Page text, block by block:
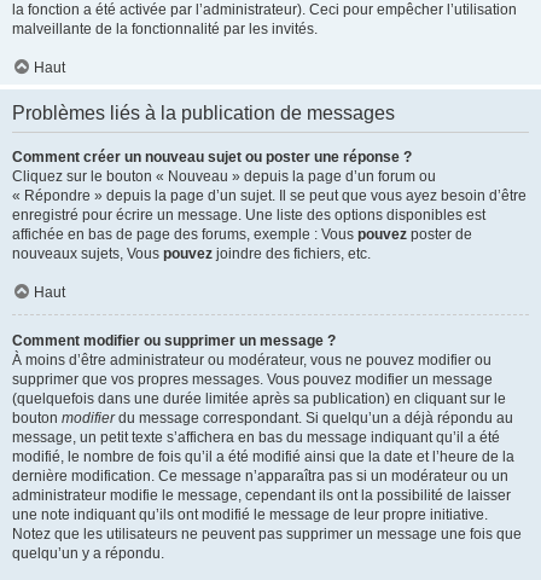
la fonction a été activée par l’administrateur). Ceci pour empêcher l’utilisation
malveillante de la fonctionnalité par les invités.
Haut
Problèmes liés à la publication de messages
Comment créer un nouveau sujet ou poster une réponse ?
Cliquez sur le bouton « Nouveau » depuis la page d’un forum ou
« Répondre » depuis la page d’un sujet. Il se peut que vous ayez besoin d’être
enregistré pour écrire un message. Une liste des options disponibles est
affichée en bas de page des forums, exemple : Vous pouvez poster de
nouveaux sujets, Vous pouvez joindre des fichiers, etc.
Haut
Comment modifier ou supprimer un message ?
À moins d’être administrateur ou modérateur, vous ne pouvez modifier ou
supprimer que vos propres messages. Vous pouvez modifier un message
(quelquefois dans une durée limitée après sa publication) en cliquant sur le
bouton modifierdu message correspondant. Si quelqu’un a déjà répondu au
message, un petit texte s’affichera en bas du message indiquant qu’il a été
modifié, le nombre de fois qu’il a été modifié ainsi que la date et l’heure de la
dernière modification. Ce message n’apparaîtra pas si un modérateur ou un
administrateur modifie le message, cependant ils ont la possibilité de laisser
une note indiquant qu’ils ont modifié le message de leur propre initiative.
Notez que les utilisateurs ne peuvent pas supprimer un message une fois que
quelqu’un y a répondu.